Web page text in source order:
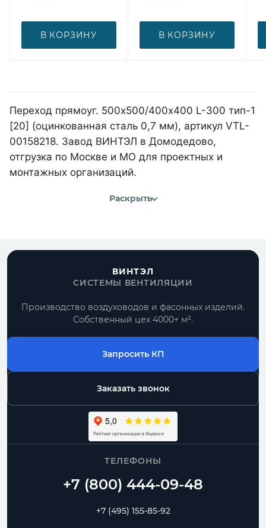
В КОРЗИНУ В КОРЗИНУ
Переход прямоуг. 500х500/400х400 L-300 тип-1
[20] (оцинкованная сталь 0,7 мм), артикул VTL-
00158218. Завод ВИНТЭЛ в Домодедово,
отгрузка по Москве и МО для проектных и
монтажных организаций.
Раскрыть
ВИНТЭЛ
СИСТЕМЫ ВЕНТИЛЯЦИИ
Производство воздуховодов и фасонных изделий.
Собственный цех 4000+ м².
Запросить КП
Заказать звонок
ТЕЛЕФОНЫ
+7 (495) 155-85-92